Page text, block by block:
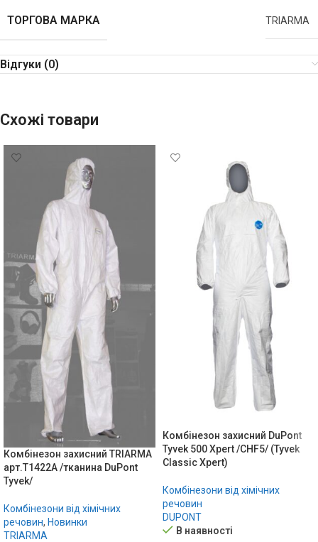
ТОРГОВА МАРКА TRIARMA
Відгуки (0)
Схожі товари
Комбінезон захисний TRIARMA
арт.T1422A /тканина DuPont
Tyvek/
Комбінезони від хімічних
речовин, Новинки
TRIARMA
Комбінезон захисний DuPont
Tyvek 500 Xpert /CHF5/ (Tyvek
Classic Xpert)
Комбінезони від хімічних
речовин
DUPONT
В наявності